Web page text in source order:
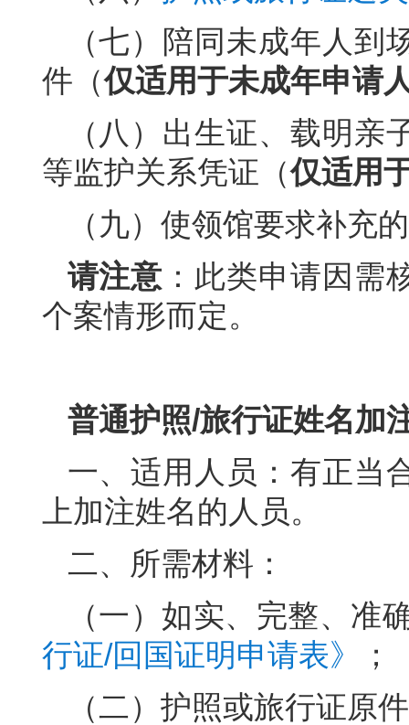
（七）陪同未成年人
件（仅适用于未成年申请
（八）出生证、载明
等监护关系凭证（仅适用
（九）使领馆要求补充
请注意 ：此类申请因需
个案情形而定。
普通护照/旅行证姓名加
一、适用人员：有正当
上加注姓名的人员。
二、所需材料：
（一）如实、完整、准
行证/回国证明申请表》
；
（二）护照或旅行证原